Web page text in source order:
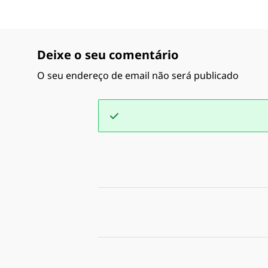
Deixe o seu comentário
O seu endereço de email não será publicado